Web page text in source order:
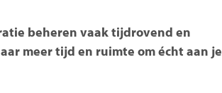
beheren vaak tijdrovend en
meer tijd en ruimte om écht aan je